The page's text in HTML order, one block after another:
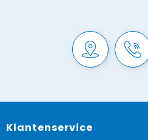
Klantenservice